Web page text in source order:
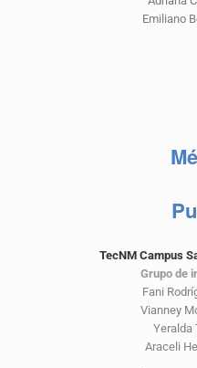
Emiliano
TecNM Campus
Grupo de
Fani
Vianney
Yeralda
Araceli